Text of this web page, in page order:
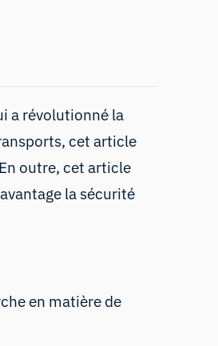
a révolutionné la
cet article
outre, cet article
la sécurité
en matière de